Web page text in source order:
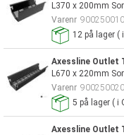
L370 x 200mm
Varenr
12 på lager (
Axessline Outlet
L670 x 220mm
Varenr
5 på lager ( i
Axessline Outlet